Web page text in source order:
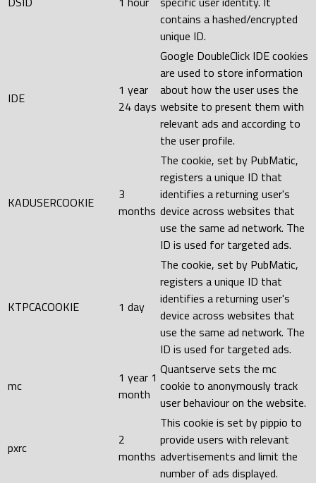
contains a hashed/encrypted
unique ID.
IDE
1 year
24 days
Google DoubleClick IDE cookies
are used to store information
about how the user uses the
website to present them with
relevant ads and according to
the user profile.
KADUSERCOOKIE
3
months
The cookie, set by PubMatic,
registers a unique ID that
identifies a returning user's
device across websites that
use the same ad network. The
ID is used for targeted ads.
KTPCACOOKIE 1 day
The cookie, set by PubMatic,
registers a unique ID that
identifies a returning user's
device across websites that
use the same ad network. The
ID is used for targeted ads.
mc
1 year 1
month
Quantserve sets the mc
cookie to anonymously track
user behaviour on the website.
pxrc
2
months
This cookie is set by pippio to
provide users with relevant
advertisements and limit the
number of ads displayed.